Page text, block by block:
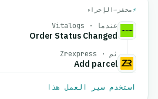
⚡ محفز →الإجراء
عندما · Vitalogs
Order Status Changed
ثم · Zrexpress
Add parcel
استخدم سير العمل هذا